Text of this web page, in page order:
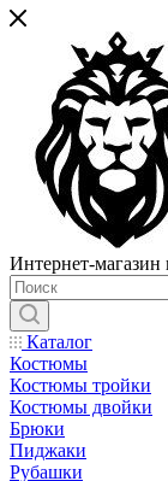
Интернет-магазин
Каталог
Костюмы
Костюмы тройки
Костюмы двойки
Брюки
Пиджаки
Рубашки